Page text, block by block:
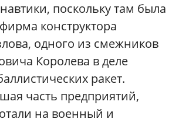
поскольку там была
конструктора
одного из смежников
Королева в деле
ракет.
часть предприятий,
на военный и